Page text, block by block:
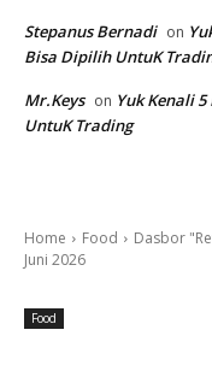
Stepanus Bernadi on
Bisa Dipilih UntuK
Mr.Keys on Yuk Kenali
UntuK Trading